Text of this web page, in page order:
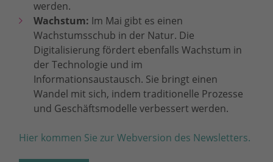
werden.
Wachstum: Im Mai gibt es einen
Wachstumsschub in der Natur. Die
Digitalisierung fördert ebenfalls Wachstum in
der Technologie und im
Informationsaustausch. Sie bringt einen
Wandel mit sich, indem traditionelle Prozesse
und Geschäftsmodelle verbessert werden.
Hier kommen Sie zur Webversion des Newsletters.